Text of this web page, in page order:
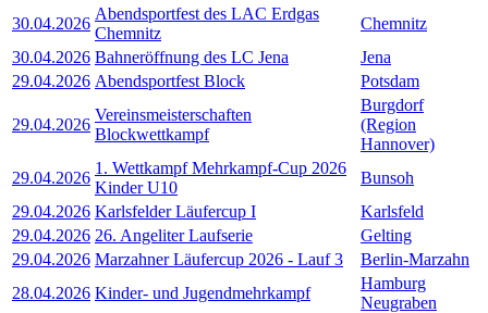
30.04.2026
Abendsportfest des LAC Erdgas
Chemnitz
Chemnitz
30.04.2026 Bahneröffnung des LC Jena
Jena
29.04.2026 Abendsportfest Block Potsdam
29.04.2026
Vereinsmeisterschaften
Blockwettkampf
Burgdorf
(Region
Hannover)
29.04.2026
1. Wettkampf Mehrkampf-Cup 2026
Kinder U10
Bunsoh
29.04.2026 Karlsfelder Läufercup I
Karlsfeld
29.04.2026 26. Angeliter Laufserie
Gelting
29.04.2026 Marzahner Läufercup 2026 - Lauf 3
Berlin-Marzahn
28.04.2026 Kinder- und Jugendmehrkampf
Hamburg
Neugraben